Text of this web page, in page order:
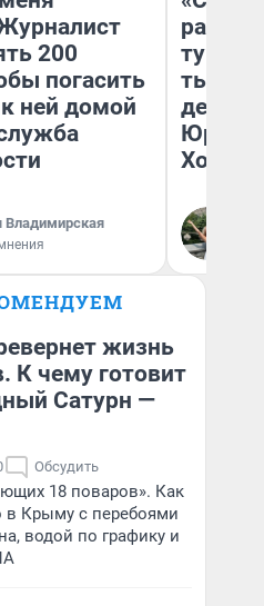
200
погасить
ней домой
Владимирская
тысяч,
день
жизнь
К чему готовит
Сатурн —
Обсудить
18 поваров». Как
в Крыму с перебоями
водой по графику и